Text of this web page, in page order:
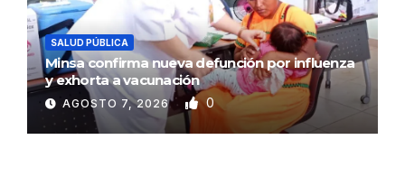
SALUD PÚBLICA
Minsa confirma nueva defunción por influenza
y exhorta a vacunación
AGOSTO 7, 2026 0